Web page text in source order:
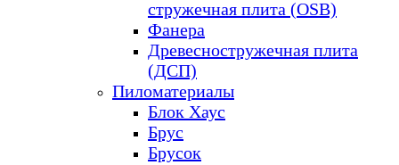
стружечная плита (OSB)
Фанера
Древесностружечная плита
(ДСП)
Пиломатериалы
Блок Хаус
Брус
Брусок